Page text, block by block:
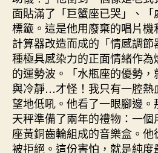
面貼滿了「巨蟹座已哭」、
標籤。這是他用廢棄的唱片
計算器改造而成的「情感調
種極具感染力的正面情緒作
的運勢波。「水瓶座的優勢
與冷靜…才怪！我只有一腔熱
望地低吼。他看了一眼腳邊
天秤準備了兩年的禮物：一
座黃銅齒輪組成的音樂盒。
被拒絕。這份害怕，就是純